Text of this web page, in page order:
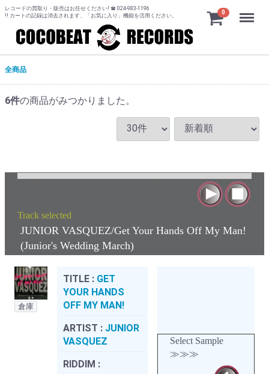
レコードの買取り・販売はお任せください! ☎ 024-983-1196
!! カートの記録は消去されます、「お気に入り」機能を活用ください。
0 Menu
全商品
6件の商品がみつかりました。
Track selected :
JUNIOR VASQUEZ/Get Your Hands Off My Man!
(Junior's Wedding March)
倉庫
TITLE : GET
YOUR HANDS
OFF MY MAN!
ARTIST : JUNIOR
VASQUEZ
RIDDIM :
Select Sample
≫≫≫